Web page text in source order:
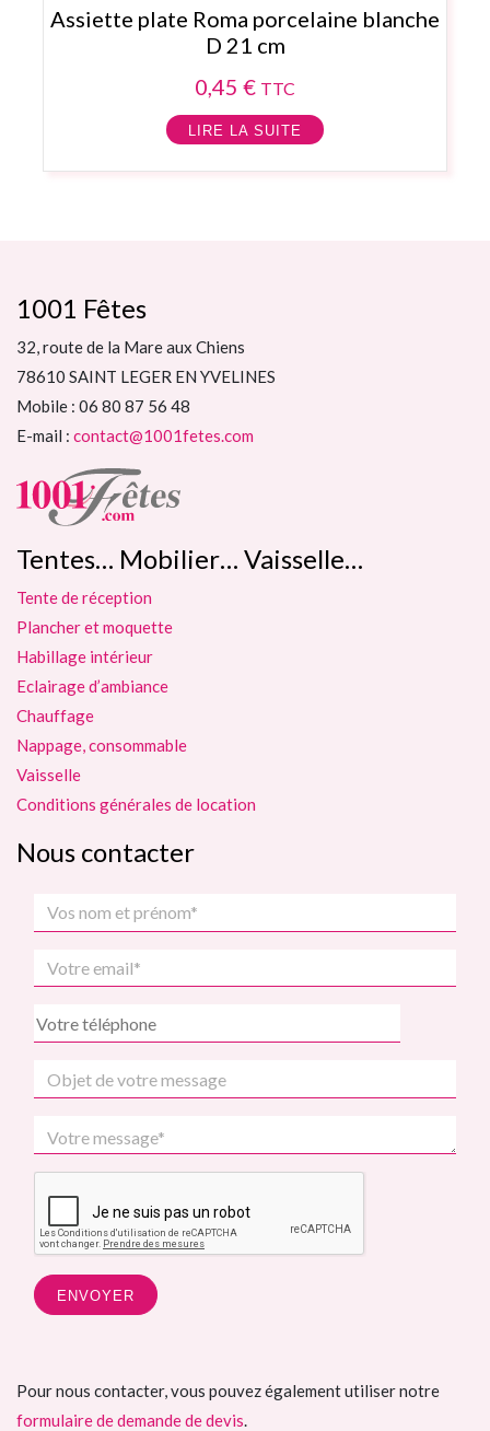
Assiette plate Roma porcelaine blanche
D 21 cm
0,45 € TTC
LIRE LA SUITE
1001 Fêtes
32, route de la Mare aux Chiens
78610 SAINT LEGER EN YVELINES
Mobile : 06 80 87 56 48
E-mail : contact@1001fetes.com
Tentes… Mobilier… Vaisselle…
Tente de réception
Plancher et moquette
Habillage intérieur
Eclairage d’ambiance
Chauffage
Nappage, consommable
Vaisselle
Conditions générales de location
Nous contacter
Pour nous contacter, vous pouvez également utiliser notre
formulaire de demande de devis.